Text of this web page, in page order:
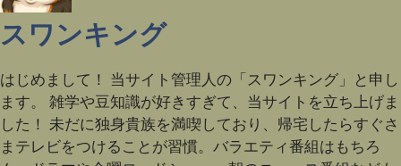
スワンキング
はじめまして！ 当サイト管理人の「スワンキング」と申し
ます。 雑学や豆知識が好きすぎて、当サイトを立ち上げま
した！ 未だに独身貴族を満喫しており、帰宅したらすぐさ
まテレビをつけることが習慣。バラエティ番組はもちろ